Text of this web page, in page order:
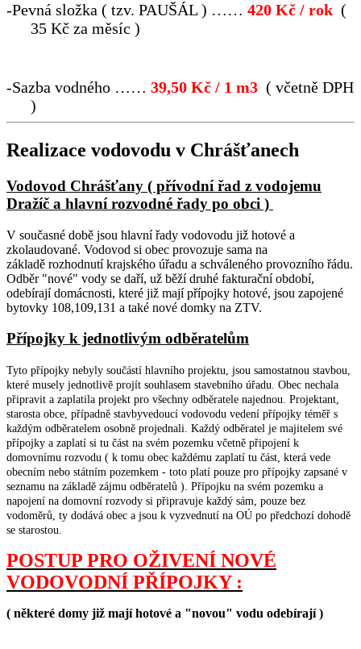
-Pevná složka ( tzv. PAUŠÁL ) …… 420 Kč / rok (
35 Kč za měsíc )
-Sazba vodného …… 39,50 Kč / 1 m3 ( včetně DPH
)
Realizace vodovodu v Chrášťanech
Vodovod Chrášťany ( přívodní řad z vodojemu
Dražíč a hlavní rozvodné řady po obci )
V současné době jsou hlavní řady vodovodu již hotové a
zkolaudované. Vodovod si obec provozuje sama na
základě rozhodnutí krajského úřadu a schváleného provozního řádu.
Odběr "nové" vody se daří, už běží druhé fakturační období,
odebírají domácnosti, které již mají přípojky hotové, jsou zapojené
bytovky 108,109,131 a také nové domky na ZTV.
Přípojky k jednotlivým odběratelům
Tyto přípojky nebyly součástí hlavního projektu, jsou samostatnou stavbou,
které musely jednotlivě projít souhlasem stavebního úřadu. Obec nechala
připravit a zaplatila projekt pro všechny odběratele najednou. Projektant,
starosta obce, případně stavbyvedoucí vodovodu vedení přípojky téměř s
každým odběratelem osobně projednali. Každý odběratel je majitelem své
přípojky a zaplatí si tu část na svém pozemku včetně připojení k
domovnímu rozvodu ( k tomu obec každému zaplatí tu část, která vede
obecním nebo státním pozemkem - toto platí pouze pro přípojky zapsané v
seznamu na základě zájmu odběratelů ). Přípojku na svém pozemku a
napojení na domovní rozvody si připravuje každý sám, pouze bez
vodoměrů, ty dodává obec a jsou k vyzvednutí na OÚ po předchozí dohodě
se starostou.
POSTUP PRO OŽIVENÍ NOVÉ
VODOVODNÍ PŘÍPOJKY :
( některé domy již mají hotové a "novou" vodu odebírají )